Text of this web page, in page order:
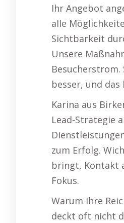
Ihr Angebot
alle
Sichtbarkeit
Unsere
besser, und
Karina aus
Lead-Strategie
zum Erfolg.
bringt, Kontakt
Fokus.
Warum Ihre
deckt oft nicht